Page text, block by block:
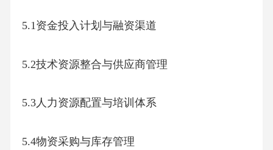
5.1资金投入计划与融资渠道
5.2技术资源整合与供应商管理
5.3人力资源配置与培训体系
5.4物资采购与库存管理